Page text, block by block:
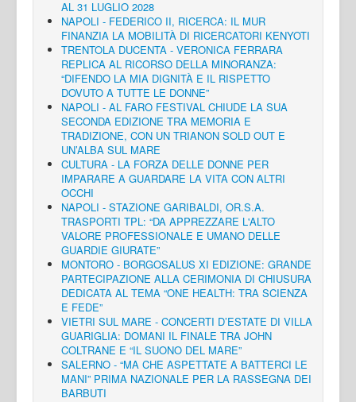
AL 31 LUGLIO 2028
NAPOLI - FEDERICO II, RICERCA: IL MUR
FINANZIA LA MOBILITÀ DI RICERCATORI KENYOTI
TRENTOLA DUCENTA - VERONICA FERRARA
REPLICA AL RICORSO DELLA MINORANZA:
“DIFENDO LA MIA DIGNITÀ E IL RISPETTO
DOVUTO A TUTTE LE DONNE”
NAPOLI - AL FARO FESTIVAL CHIUDE LA SUA
SECONDA EDIZIONE TRA MEMORIA E
TRADIZIONE, CON UN TRIANON SOLD OUT E
UN’ALBA SUL MARE
CULTURA - LA FORZA DELLE DONNE PER
IMPARARE A GUARDARE LA VITA CON ALTRI
OCCHI
NAPOLI - STAZIONE GARIBALDI, OR.S.A.
TRASPORTI TPL: “DA APPREZZARE L'ALTO
VALORE PROFESSIONALE E UMANO DELLE
GUARDIE GIURATE”
MONTORO - BORGOSALUS XI EDIZIONE: GRANDE
PARTECIPAZIONE ALLA CERIMONIA DI CHIUSURA
DEDICATA AL TEMA “ONE HEALTH: TRA SCIENZA
E FEDE”
VIETRI SUL MARE - CONCERTI D’ESTATE DI VILLA
GUARIGLIA: DOMANI IL FINALE TRA JOHN
COLTRANE E “IL SUONO DEL MARE”
SALERNO - “MA CHE ASPETTATE A BATTERCI LE
MANI” PRIMA NAZIONALE PER LA RASSEGNA DEI
BARBUTI